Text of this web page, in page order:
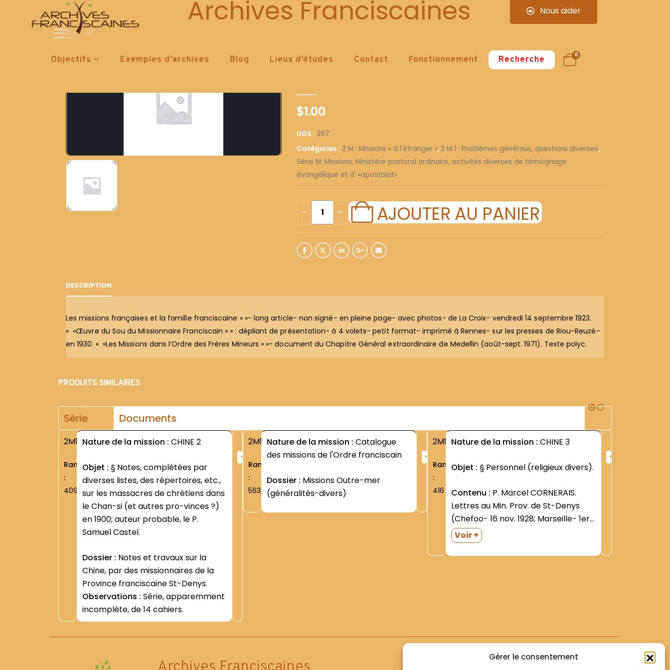
Gérer le consentement
Archives Franciscaines Nous aider
Objectifs Exemples d’archives Blog Lieux d’études Contact Fonctionnement Recherche 0
397
$1.00
UGS : 397
Catégories : 2 M : Missions « à l'étranger »,2 M 1 : Problèmes généraux, questions diverses,
Série M: Missions, Ministère pastoral ordinaire, activités diverses de témoignage
évangélique et d' «apostolat»
AJOUTER AU PANIER
DESCRIPTION
Les missions françaises et la famille franciscaine » »- long article- non signé- en pleine page- avec photos- de La Croix- vendredi 14 septembre 1923.
« »Œuvre du Sou du Missionnaire Franciscain » » : dépliant de présentation- à 4 volets- petit format- imprimé à Rennes- sur les presses de Riou-Reuzé-
en 1930. « »Les Missions dans l’Ordre des Frères Mineurs » »- document du Chapitre Général extraordinaire de Medellin (août-sept. 1971). Texte polyc.
PRODUITS SIMILAIRES
Série Documents
2M1
Rang
:
409
Nature de la mission : CHINE 2
Objet : § Notes, complétées par
diverses listes, des répertoires, etc.,
sur les massacres de chrétiens dans
le Chan-si (et autres pro-vinces ?)
en 1900; auteur probable, le P.
Samuel Castel.
Dossier : Notes et travaux sur la
Chine, par des missionnaires de la
Province franciscaine St-Denys.
Observations : Série, apparemment
incomplète, de 14 cahiers.
+
2M1
Rang
:
5637
Nature de la mission : Catalogue
des missions de l'Ordre franciscain
Dossier : Missions Outre-mer
(généralités-divers)
+
2M1
Rang
:
416
Nature de la mission : CHINE 3
Objet : § Personnel (religieux divers).
Contenu :
Lettres au Min. Prov. de St-Denys
(Chefoo- 16 nov. 1928; Marseille- 1er
mars 1929; Chowwuvang- 9 janv.
1939). Dans une grande enveloppe. P.
Albert DIGARD. Lettres au Min. Prov.
Voir +
+